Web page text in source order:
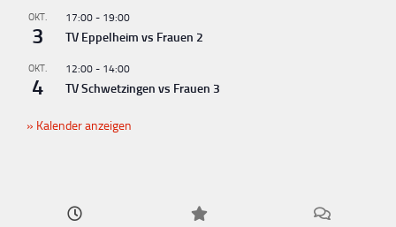
OKT.
3
17:00 - 19:00
TV Eppelheim vs Frauen 2
OKT.
4
12:00 - 14:00
TV Schwetzingen vs Frauen 3
Kalender anzeigen